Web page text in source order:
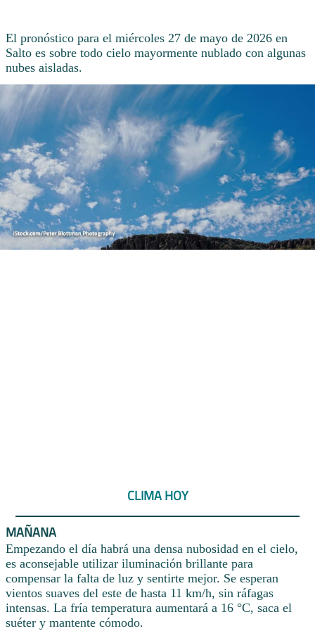
El pronóstico para el miércoles 27 de mayo de 2026 en
Salto es sobre todo cielo mayormente nublado con algunas
nubes aisladas.
CLIMA HOY
MAÑANA
Empezando el día habrá una densa nubosidad en el cielo,
es aconsejable utilizar iluminación brillante para
compensar la falta de luz y sentirte mejor. Se esperan
vientos suaves del este de hasta 11 km/h, sin ráfagas
intensas. La fría temperatura aumentará a 16 °C, saca el
suéter y mantente cómodo.